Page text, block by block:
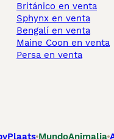
Británico en venta
Sphynx en venta
Bengalí en venta
Maine Coon en venta
Persa en venta
MundoAnimalia